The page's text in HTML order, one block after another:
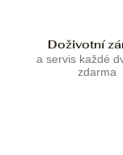
Doživotní
a servis každé
zdarma